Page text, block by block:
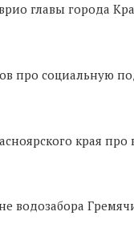
главы города
про социальную
края
водозабора